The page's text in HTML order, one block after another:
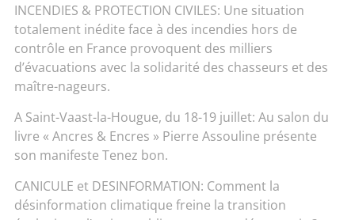
INCENDIES & PROTECTION CIVILES: Une situation
totalement inédite face à des incendies hors de
contrôle en France provoquent des milliers
d’évacuations avec la solidarité des chasseurs et des
maître-nageurs.
A Saint-Vaast-la-Hougue, du 18-19 juillet: Au salon du
livre « Ancres & Encres » Pierre Assouline présente
son manifeste Tenez bon.
CANICULE et DESINFORMATION: Comment la
désinformation climatique freine la transition